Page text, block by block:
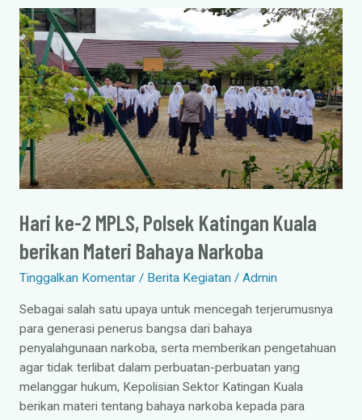
Hari ke-2 MPLS, Polsek Katingan Kuala
berikan Materi Bahaya Narkoba
Tinggalkan Komentar / Berita Kegiatan/ Admin
Sebagai salah satu upaya untuk mencegah terjerumusnya
para generasi penerus bangsa dari bahaya
penyalahgunaan narkoba, serta memberikan pengetahuan
agar tidak terlibat dalam perbuatan-perbuatan yang
melanggar hukum, Kepolisian Sektor Katingan Kuala
berikan materi tentang bahaya narkoba kepada para
Hari
ke-
2
MPLS,
Polsek
Katingan
Kuala
berikan
Materi
Bahaya